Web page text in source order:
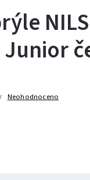
Junior
Neohodnoceno